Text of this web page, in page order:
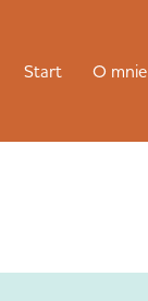
Start O mnie